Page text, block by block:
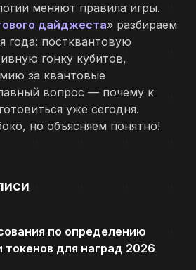
меняют правила игры.
дайджеста» разбираем
года: постквантовую
гонку кубитов,
за квантовые
вопрос — почему к
уже сегодня.
но объясняем понятно!
по определению
для наград 2026